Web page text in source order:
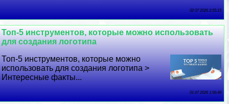
02 07 2026 2:55:15
Топ-5 инструментов, которые можно использовать
для создания логотипа
Топ-5 инструментов, которые можно
использовать для создания логотипа >
Интересные факты...
01 07 2026 1:56:49